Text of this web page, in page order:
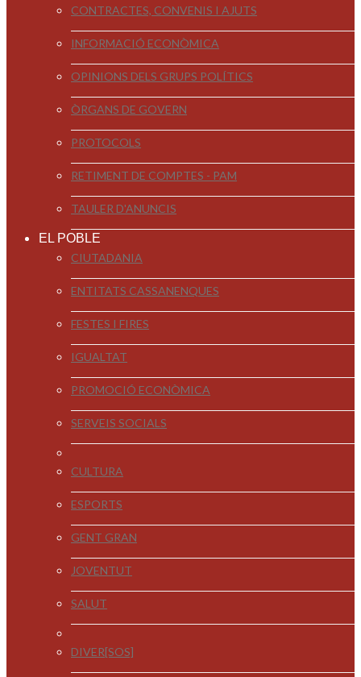
CONTRACTES, CONVENIS I AJUTS
INFORMACIÓ ECONÒMICA
OPINIONS DELS GRUPS POLÍTICS
ÒRGANS DE GOVERN
PROTOCOLS
RETIMENT DE COMPTES - PAM
TAULER D'ANUNCIS
EL POBLE
CIUTADANIA
ENTITATS CASSANENQUES
FESTES I FIRES
IGUALTAT
PROMOCIÓ ECONÒMICA
SERVEIS SOCIALS
CULTURA
ESPORTS
GENT GRAN
JOVENTUT
SALUT
DIVER[SOS]